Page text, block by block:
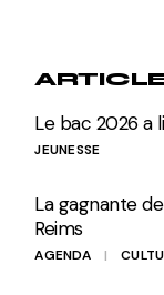
Le bac 2026 a
JEUNESSE
La gagnante
Reims
AGENDA